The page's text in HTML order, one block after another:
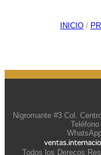
INICIO /
Nigromante #3 Col.
Todos los Derecos